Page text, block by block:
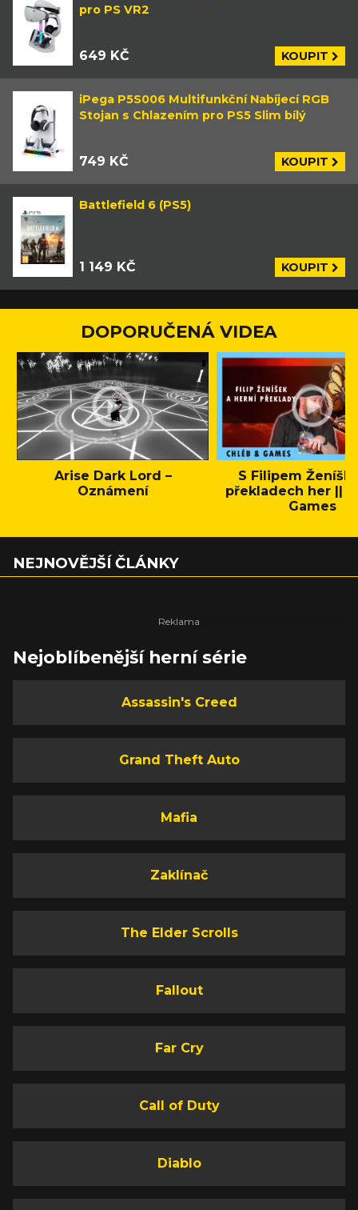
pro PS VR2
649 KČ KOUPIT
iPega P5S006 Multifunkční Nabíjecí RGB
Stojan s Chlazením pro PS5 Slim bílý
749 KČ KOUPIT
Battlefield 6 (PS5)
1 149 KČ KOUPIT
DOPORUČENÁ VIDEA
Arise Dark Lord –
Oznámení
S Filipem
překladech her ||
Games
NEJNOVĚJŠÍ ČLÁNKY
Nejoblíbenější herní série
Assassin's Creed
Grand Theft Auto
Mafia
Zaklínač
The Elder Scrolls
Fallout
Far Cry
Call of Duty
Diablo